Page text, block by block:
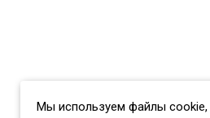
Мы используем файлы cookie,